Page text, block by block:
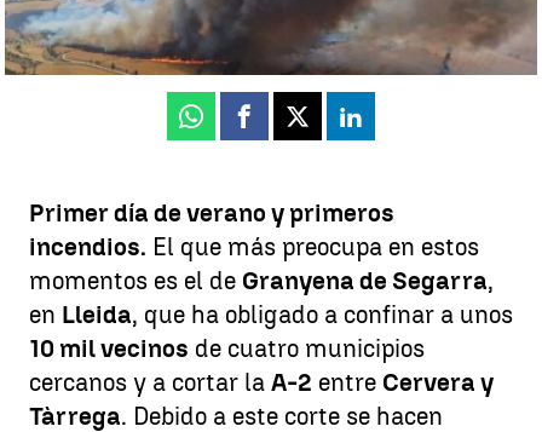
Tania Taboada
Actualizado:21 de junio de 2025, 22:28
Publicado:21 de junio de 2025, 20:25
Whatsapp
Facebook
X Linkedin
Primer día de verano y primeros
incendios. El que más preocupa en estos
momentos es el de Granyena de Segarra,
en Lleida, que ha obligado a confinar a unos
10 mil vecinos de cuatro municipios
cercanos y a cortar la A-2 entre Cervera y
Tàrrega. Debido a este corte se hacen